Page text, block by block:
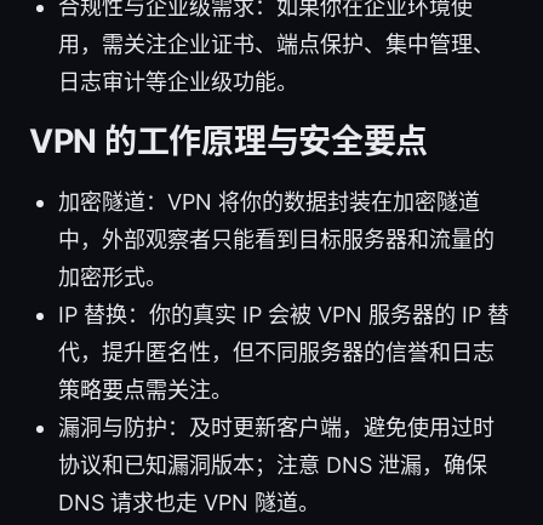
合规性与企业级需求：如果你在企业环境使
用，需关注企业证书、端点保护、集中管理、
日志审计等企业级功能。
VPN 的工作原理与安全要点
加密隧道：VPN 将你的数据封装在加密隧道
中，外部观察者只能看到目标服务器和流量的
加密形式。
IP 替换：你的真实 IP 会被 VPN 服务器的 IP 替
代，提升匿名性，但不同服务器的信誉和日志
策略要点需关注。
漏洞与防护：及时更新客户端，避免使用过时
协议和已知漏洞版本；注意 DNS 泄漏，确保
DNS 请求也走 VPN 隧道。